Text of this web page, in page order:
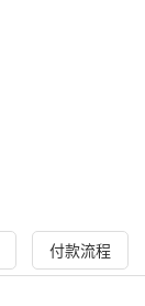
付款流程